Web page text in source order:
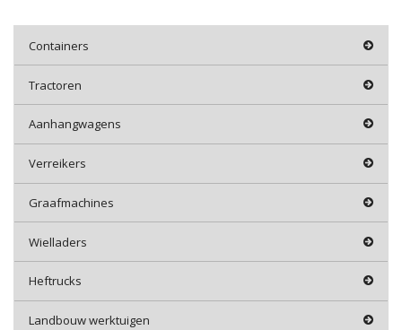
Containers
Tractoren
Aanhangwagens
Verreikers
Graafmachines
Wielladers
Heftrucks
Landbouw werktuigen